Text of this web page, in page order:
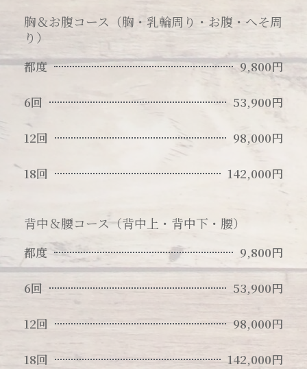
胸＆お腹コース（胸・乳輪周り・お腹・へそ周
り）
都度 9,800円
6回 53,900円
12回 98,000円
18回 142,000円
背中＆腰コース（背中上・背中下・腰）
都度 9,800円
6回 53,900円
12回 98,000円
18回 142,000円